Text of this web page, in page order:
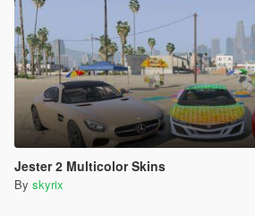
Jester 2 Multicolor Skins
By skyrix